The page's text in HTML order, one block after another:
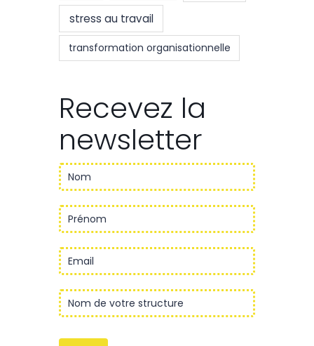
stress au travail
transformation organisationnelle
Recevez la
newsletter